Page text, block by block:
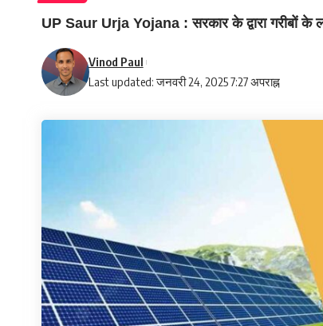
UP Saur Urja Yojana : सरकार के द्वारा गरीबों के
Last updated: जनवरी 24, 2025 7:27 अपराह्न
Vinod Paul